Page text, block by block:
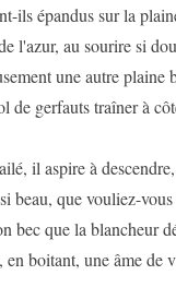
ils épandus sur la
l'azur, au sourire si
une autre plaine
de gerfauts traîner à
il aspire à descendre,
beau, que vouliez-
bec que la blancheur
boitant, une âme de